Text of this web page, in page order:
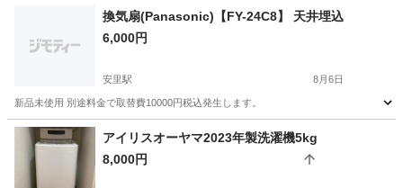
安里駅 季節、空調家電
換気扇(Panasonic)【FY-24C8】 天井埋込
6,000円
安里駅 8月6日
新品未使用 別途料金で取替費10000円税込発生します。
沖縄 那覇市 安里駅 生活家電 Panasonic
アイリスオーヤマ2023年製洗濯機5kg
8,000円